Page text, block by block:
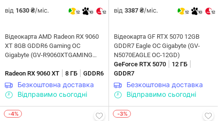
від 1630 ₴/міс. 12 10 12
Відеокарта AMD Radeon RX 9060
XT 8GB GDDR6 Gaming OC
Gigabyte (GV-R9060XTGAMING
Radeon RX 9060 XT
8 ГБ GDDR6
Безкоштовна доставка
Відправимо сьогодні
від 3387 ₴/міс. 12 10 12
Відеокарта GF RTX 5070 12GB
GDDR7 Eagle OC Gigabyte (GV-
N5070EAGLE OC-12GD)
GeForce RTX 5070
12 ГБ
GDDR7
Безкоштовна доставка
Відправимо сьогодні
-4% -3%